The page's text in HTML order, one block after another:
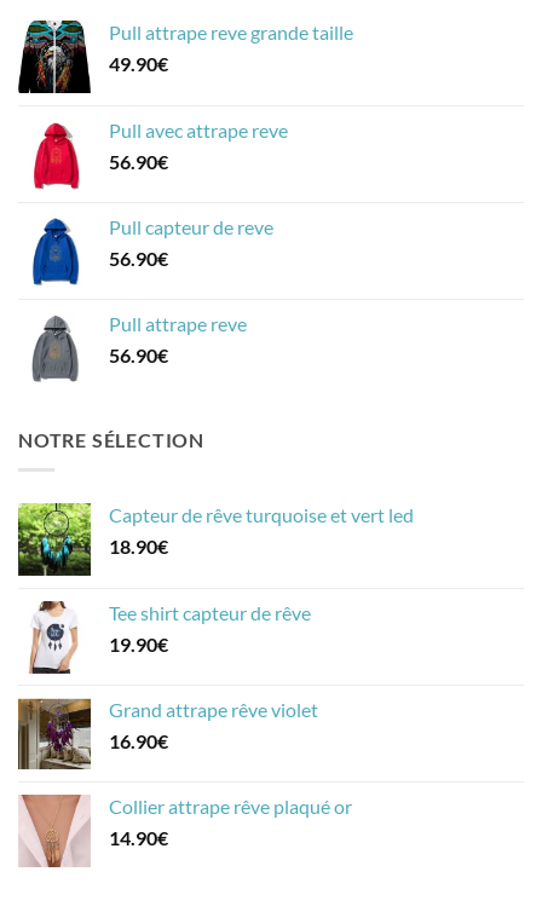
Pull attrape reve grande taille
49.90€
Pull avec attrape reve
56.90€
Pull capteur de reve
56.90€
Pull attrape reve
56.90€
NOTRE SÉLECTION
Capteur de rêve turquoise et vert led
18.90€
Tee shirt capteur de rêve
19.90€
Grand attrape rêve violet
16.90€
Collier attrape rêve plaqué or
14.90€